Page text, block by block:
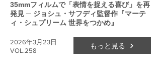
35mmフィルムで「表情を捉える喜び」を再
発見 ─ ジョシュ・サフディ監督作『マーテ
ィ・シュプリーム 世界をつかめ』
VOL.258
2026年3月23日 もっと見る